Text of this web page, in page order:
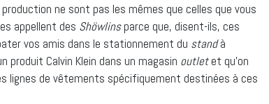
ne sont pas les mêmes que celles que vous
appellent des Shöwlinsparce que, disent-ils, ces
vos amis dans le stationnement du standà
produit Calvin Klein dans un magasin outletet qu’on
lignes de vêtements spécifiquement destinées à ces